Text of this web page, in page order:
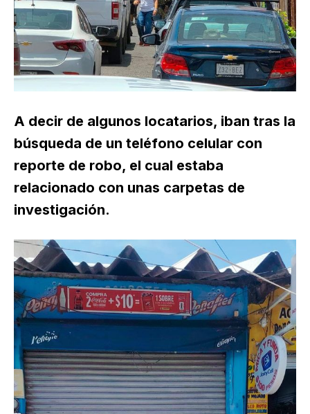
A decir de algunos locatarios, iban tras la
búsqueda de un teléfono celular con
reporte de robo, el cual estaba
relacionado con unas carpetas de
investigación.